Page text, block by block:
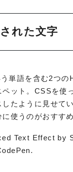
れた文字
う単語を含む2つ
ペット。CSSを使
たように見せて
使うのがおすすめ
Text Effect by